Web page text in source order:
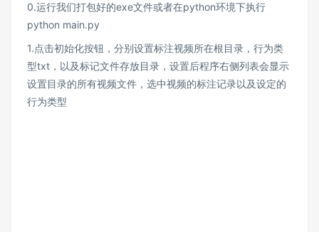
0.运行我们打包好的exe文件或者在python环境下执行
python main.py
1.点击初始化按钮，分别设置标注视频所在根目录，行为类
型txt，以及标记文件存放目录，设置后程序右侧列表会显示
设置目录的所有视频文件，选中视频的标注记录以及设定的
行为类型